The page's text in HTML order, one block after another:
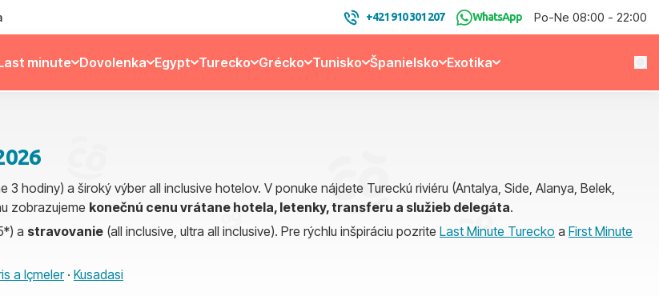
+421 910 301 207 WhatsApp Po-Ne 08:00 - 22:00
minute Dovolenka Egypt Turecko Grécko Tunisko Španielsko Exotika
hodiny) a široký výber all inclusive hotelov. V ponuke nájdete Tureckú riviéru (Antalya, Side, Alanya, Belek,
zobrazujeme konečnú cenu vrátane hotela, letenky, transferu a služieb delegáta.
a stravovanie (all inclusive, ultra all inclusive). Pre rýchlu inšpiráciu pozrite Last Minute Turecko a First Minute
a Içmeler· Kusadasi